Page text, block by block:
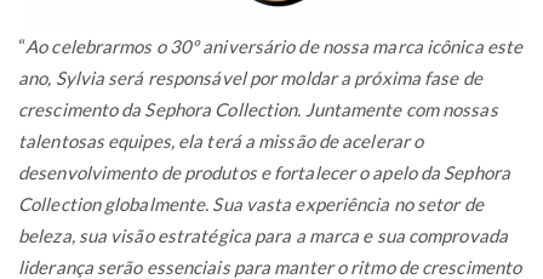
“Ao celebrarmos o 30º aniversário de nossa marca icônica este
ano, Sylvia será responsável por moldar a próxima fase de
crescimento da Sephora Collection. Juntamente com nossas
talentosas equipes, ela terá a missão de acelerar o
desenvolvimento de produtos e fortalecer o apelo da Sephora
Collection globalmente. Sua vasta experiência no setor de
beleza, sua visão estratégica para a marca e sua comprovada
liderança serão essenciais para manter o ritmo de crescimento